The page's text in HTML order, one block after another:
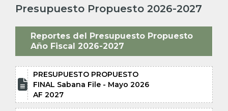
Presupuesto Propuesto 2026-2027
Reportes del Presupuesto Propuesto
Año Fiscal 2026-2027

PRESUPUESTO PROPUESTO
FINAL Sabana File - Mayo 2026
AF 2027